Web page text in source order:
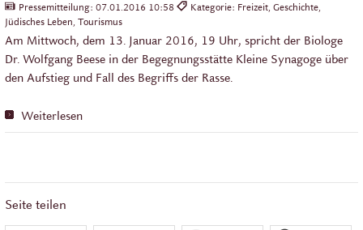
Pressemitteilung: 07.01.2016 10:58
Kategorie: Freizeit, Geschichte,
Jüdisches Leben, Tourismus
Am Mittwoch, dem 13. Januar 2016, 19 Uhr, spricht der Biologe
Dr. Wolfgang Beese in der Begegnungsstätte Kleine Synagoge über
den Aufstieg und Fall des Begriffs der Rasse.
Weiterlesen
Seite teilen